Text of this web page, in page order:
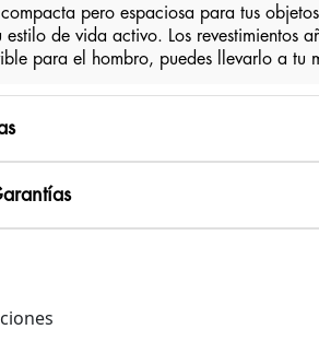
pero espaciosa para tus
de vida activo. Los revestimientos
para el hombro, puedes llevarlo a